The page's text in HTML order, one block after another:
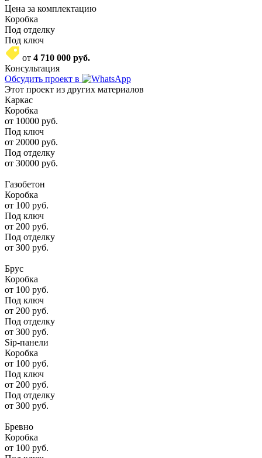
Цена за комплектацию
Коробка
Под отделку
Под ключ
от 4 710 000 руб.
Консультация
Обсудить проект в
Этот проект из других материалов
Каркас
Коробка
от 10000 руб.
Под ключ
от 20000 руб.
Под отделку
от 30000 руб.
Газобетон
Коробка
от 100 руб.
Под ключ
от 200 руб.
Под отделку
от 300 руб.
Брус
Коробка
от 100 руб.
Под ключ
от 200 руб.
Под отделку
от 300 руб.
Sip-панели
Коробка
от 100 руб.
Под ключ
от 200 руб.
Под отделку
от 300 руб.
Бревно
Коробка
от 100 руб.